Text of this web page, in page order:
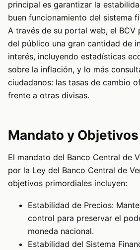
principal es garantizar la
buen funcionamiento del sistema
A través de su portal web, el BCV
del público una gran cantidad de
interés, incluyendo estadísticas
sobre la inflación, y lo más
ciudadanos: las tasas de cambio
frente a otras divisas.
Mandato y
El mandato del Banco Central de
por la Ley del Banco Central de
objetivos primordiales incluyen:
Estabilidad de Precios:
control para preservar el
moneda nacional.
Estabilidad del Sistema